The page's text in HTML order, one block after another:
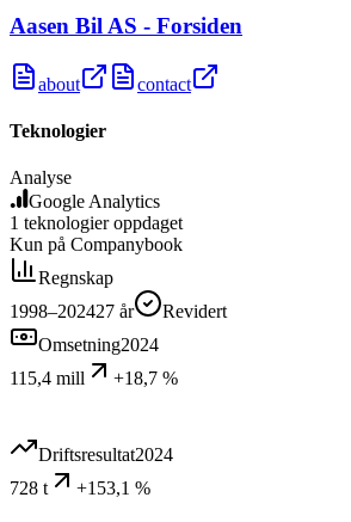
Aasen Bil AS - Forsiden
about contact
Teknologier
Analyse
Google Analytics
1 teknologier oppdaget
Kun på Companybook
Regnskap
1998–202427 år
Revidert
Omsetning2024
115,4 mill
+18,7 %
Driftsresultat2024
728 t
+153,1 %